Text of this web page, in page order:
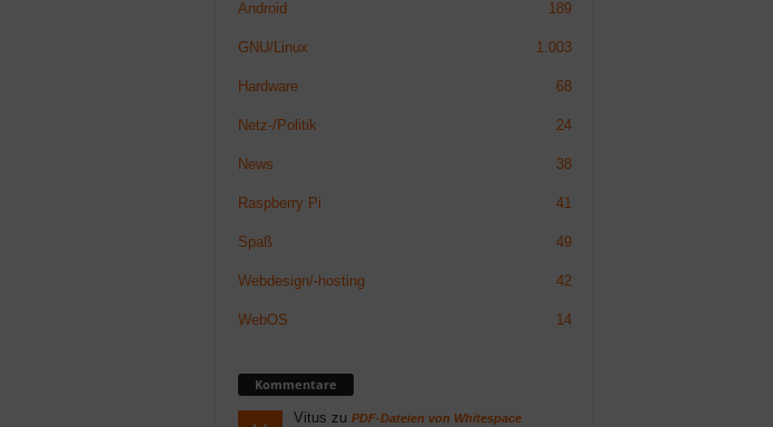
Android 189
GNU/Linux 1.003
Hardware 68
Netz-/Politik 24
News 38
Raspberry Pi 41
Spaß 49
Webdesign/-hosting 42
WebOS 14
Kommentare
Vitus zu PDF-Dateien von Whitespace